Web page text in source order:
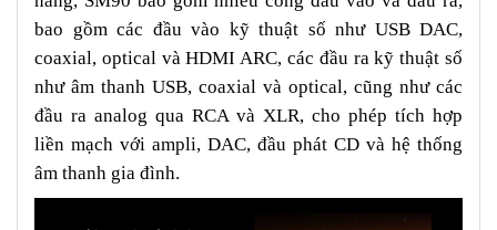
bao gồm các đầu vào kỹ thuật số như USB DAC,
coaxial, optical và HDMI ARC, các đầu ra kỹ thuật số
như âm thanh USB, coaxial và optical, cũng như các
đầu ra analog qua RCA và XLR, cho phép tích hợp
liền mạch với ampli, DAC, đầu phát CD và hệ thống
âm thanh gia đình.